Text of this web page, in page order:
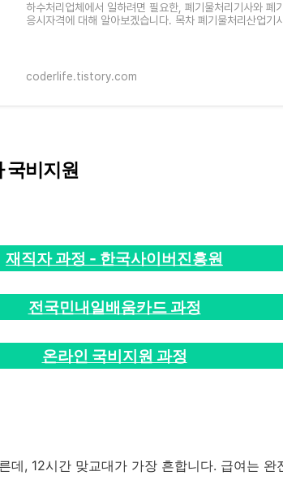
하수처리업체에서 일하려면 필요한, 폐기물처리기사와 폐
응시자격에 대해 알아보겠습니다. 목차 폐기물처리산업기
coderlife.tistory.com
국비지원
재직자 과정 - 한국사이버진흥원
전국민내일배움카드 과정
온라인 국비지원 과정
데, 12시간 맞교대가 가장 흔합니다. 급여는